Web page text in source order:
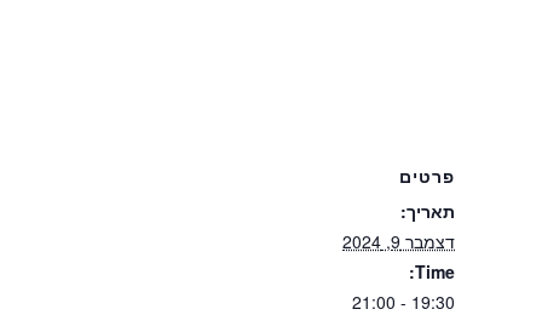
פרטים
תאריך:
דצמבר 9, 2024
Time:
19:30 - 21:00